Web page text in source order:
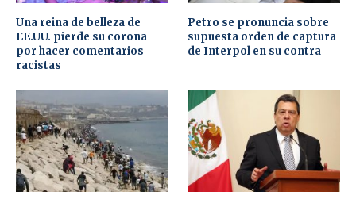
Una reina de belleza de
EE.UU. pierde su corona
por hacer comentarios
racistas
Petro se pronuncia sobre
supuesta orden de captura
de Interpol en su contra